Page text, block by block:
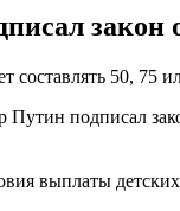
закон
составлять 50, 75
подписал
выплаты